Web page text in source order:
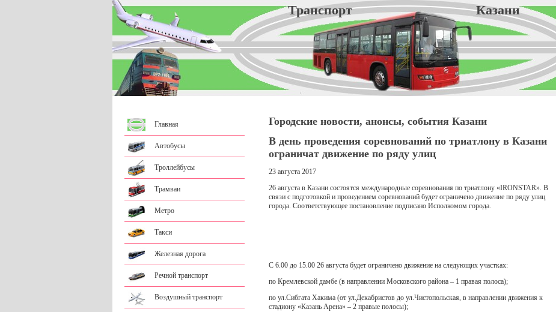
Транспорт Казани
Главная
Автобусы
Троллейбусы
Трамваи
Метро
Такси
Железная дорога
Речной транспорт
Воздушный транспорт
Городские новости, анонсы, события Казани
В день проведения соревнований по триатлону в Казани
ограничат движение по ряду улиц
23 августа 2017
26 августа в Казани состоятся международные соревнования по триатлону «IRONSTAR». В
связи с подготовкой и проведением соревнований будет ограничено движение по ряду улиц
города. Соответствующее постановление подписано Исполкомом города.
С 6.00 до 15.00 26 августа будет ограничено движение на следующих участках:
по Кремлевской дамбе (в направлении Московского района – 1 правая полоса);
по ул.Сибгата Хакима (от ул.Декабристов до ул.Чистопольская, в направлении движения к
стадиону «Казань Арена» – 2 правые полосы);